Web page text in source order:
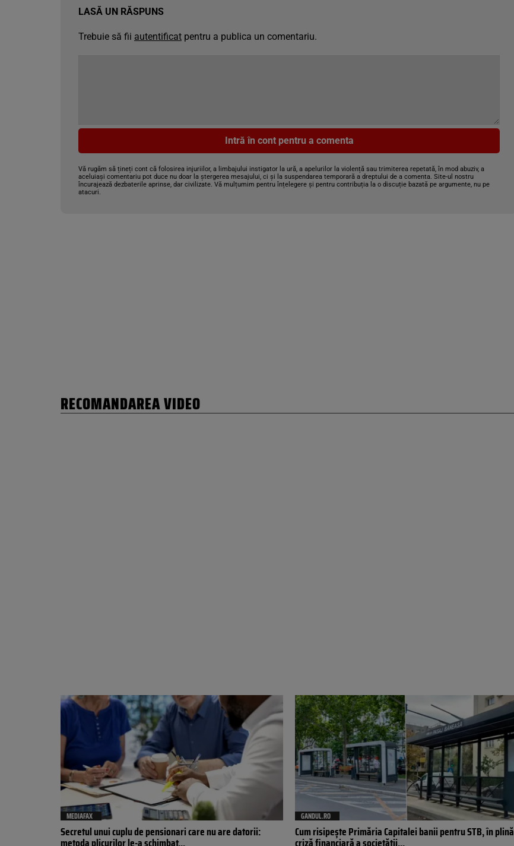
LASĂ UN RĂSPUNS
Trebuie să fii autentificat pentru a publica un comentariu.
Intră în cont pentru a comenta
Vă rugăm să țineți cont că folosirea injuriilor, a limbajului instigator la ură, a apelurilor la violență sau trimiterea repetată, în mod abuziv, a
aceluiași comentariu pot duce nu doar la ștergerea mesajului, ci și la suspendarea temporară a dreptului de a comenta. Site-ul nostru
încurajează dezbaterile aprinse, dar civilizate. Vă mulțumim pentru înțelegere și pentru contribuția la o discuție bazată pe argumente, nu pe
atacuri.
RECOMANDAREA VIDEO
MEDIAFAX
Secretul unui cuplu de pensionari care nu are datorii:
GANDUL.RO
Cum risipește Primăria Capitalei banii pentru STB, în plină